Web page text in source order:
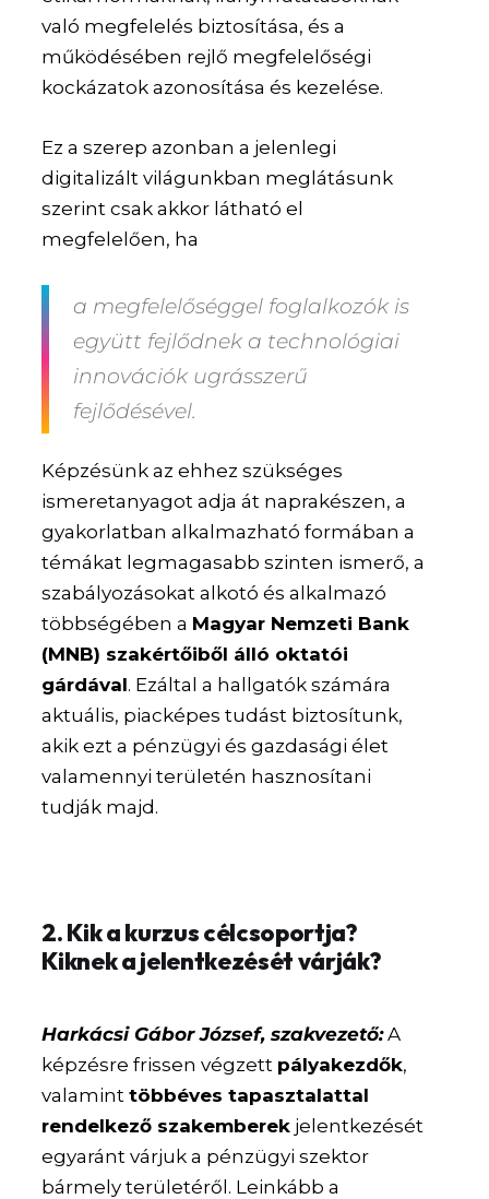
való megfelelés biztosítása, és a
működésében rejlő megfelelőségi
kockázatok azonosítása és kezelése.
Ez a szerep azonban a jelenlegi
digitalizált világunkban meglátásunk
szerint csak akkor látható el
megfelelően, ha
a megfelelőséggel foglalkozók is
együtt fejlődnek a technológiai
innovációk ugrásszerű
fejlődésével.
Képzésünk az ehhez szükséges
ismeretanyagot adja át naprakészen, a
gyakorlatban alkalmazható formában a
témákat legmagasabb szinten ismerő, a
szabályozásokat alkotó és alkalmazó
többségében a Magyar Nemzeti Bank
(MNB) szakértőiből álló oktatói
gárdával. Ezáltal a hallgatók számára
aktuális, piacképes tudást biztosítunk,
akik ezt a pénzügyi és gazdasági élet
valamennyi területén hasznosítani
tudják majd.
2. Kik a kurzus célcsoportja?
Kiknek a jelentkezését várják?
Harkácsi Gábor József, szakvezető:A
képzésre frissen végzett pályakezdők,
valaminttöbbéves tapasztalattal
rendelkező szakemberek jelentkezését
egyaránt várjuk a pénzügyi szektor
bármely területéről. Leinkább a